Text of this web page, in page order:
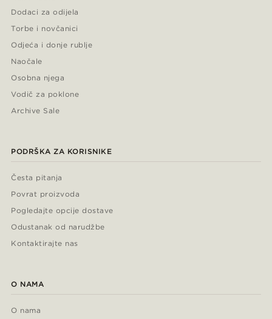
Dodaci za odijela
Torbe i novčanici
Odjeća i donje rublje
Naočale
Osobna njega
Vodič za poklone
Archive Sale
PODRŠKA ZA KORISNIKE
Česta pitanja
Povrat proizvoda
Pogledajte opcije dostave
Odustanak od narudžbe
Kontaktirajte nas
O NAMA
O nama